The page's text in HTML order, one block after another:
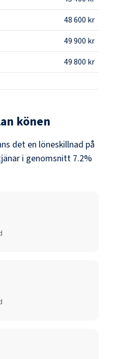
48 600 kr
49 900 kr
49 800 kr
könen
det en löneskillnad på
i genomsnitt 7.2%